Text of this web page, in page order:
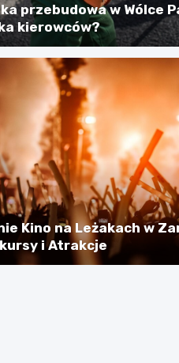
przebudowa w Wólce
kierowców?
Kino na Leżakach w
i Atrakcje